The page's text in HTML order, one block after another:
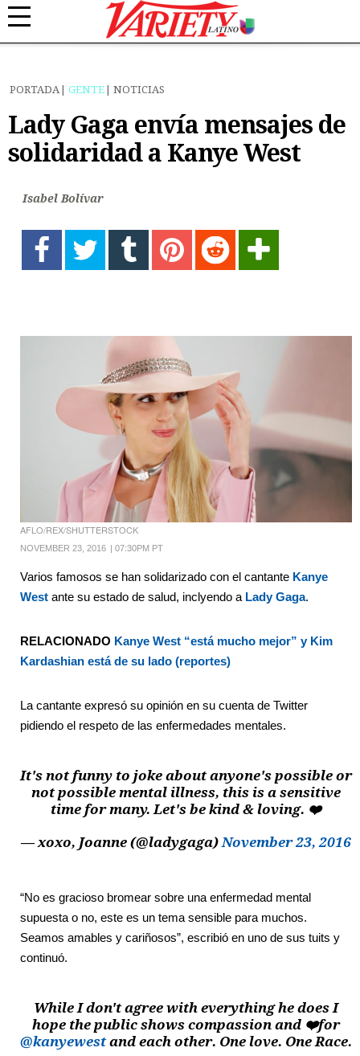
PORTADA GENTE NOTICIAS
Lady Gaga envía mensajes de
solidaridad a Kanye West
Isabel Bolívar
AFLO/REX/SHUTTERSTOCK
NOVEMBER 23, 2016 07:30PM PT
Varios famosos se han solidarizado con el cantante Kanye
West ante su estado de salud, inclyendo a Lady Gaga.
RELACIONADO Kanye West “está mucho mejor” y Kim
Kardashian está de su lado (reportes)
La cantante expresó su opinión en su cuenta de Twitter
pidiendo el respeto de las enfermedades mentales.
It's not funny to joke about anyone's possible or
not possible mental illness, this is a sensitive
time for many. Let's be kind & loving. ❤️
— xoxo, Joanne (@ladygaga)November 23, 2016
“No es gracioso bromear sobre una enfermedad mental
supuesta o no, este es un tema sensible para muchos.
Seamos amables y cariñosos”, escribió en uno de sus tuits y
continuó.
While I don't agree with everything he does I
hope the public shows compassion and ❤️for
@kanyewestand each other. One love. One Race.